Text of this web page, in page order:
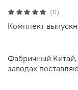
(0)
Комплект
Фабричный Китай,
заводах